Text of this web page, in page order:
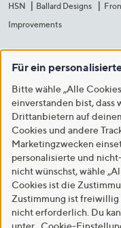
HSN
Ballard Designs
Improvements
Für ein
Bitte wähle „Alle
einverstanden bist, dass
Drittanbietern auf
Cookies und andere
Marketingzwecken
personalisierte und
nicht wünschst, wähle
Cookies ist die
Zustimmung ist
nicht erforderlich. Du
unter „Cookie-